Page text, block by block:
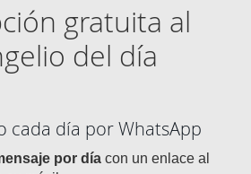
gratuita al
del día
cada día por WhatsApp
por día con un enlace al